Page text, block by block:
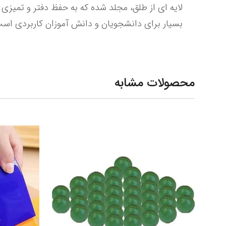
بسیار برای دانشجویان و دانش آموزان کاربردی
محصولات مشابه